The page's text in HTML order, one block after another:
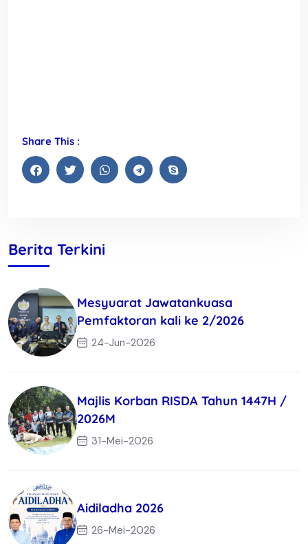
Share This :
Berita Terkini
Mesyuarat Jawatankuasa
Pemfaktoran kali ke 2/2026
24-Jun-2026
Majlis Korban RISDA Tahun 1447H /
2026M
31-Mei-2026
Aidiladha 2026
26-Mei-2026